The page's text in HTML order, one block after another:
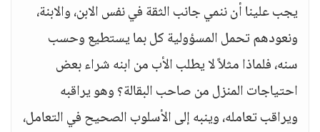
يجب علينا أن ننمي جانب الثقة في نفس الابن، والابنة،
ونعودهم تحمل المسؤولية كل بما يستطيع وحسب
سنه، فلماذا مثلاً لا يطلب الأب من ابنه شراء بعض
احتياجات المنزل من صاحب البقالة؟ وهو يراقبه
ويراقب تعامله، وينبه إلى الأسلوب الصحيح في التعامل،